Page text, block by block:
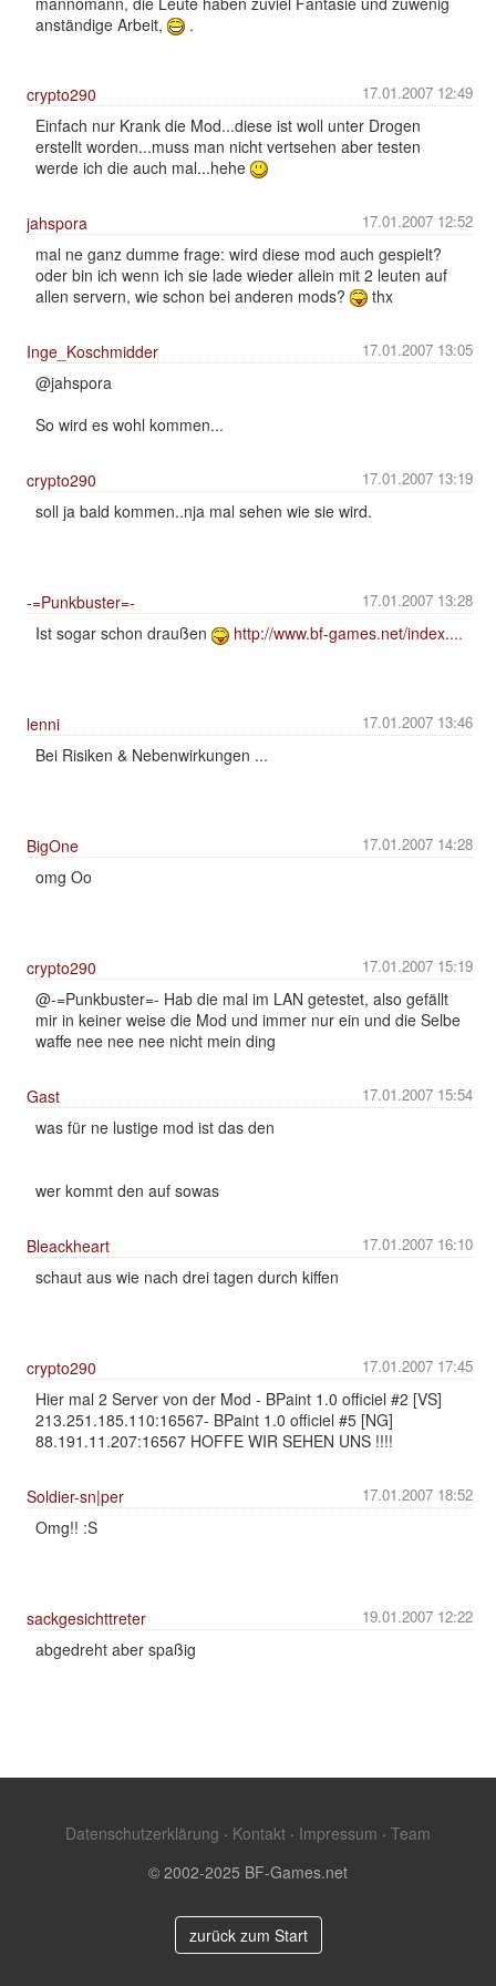
anständige Arbeit,
.
17.01.2007 12:49
crypto290
Einfach nur Krank die Mod...diese ist woll unter Drogen
erstellt worden...muss man nicht vertsehen aber testen
werde ich die auch mal...hehe
17.01.2007 12:52
jahspora
mal ne ganz dumme frage: wird diese mod auch gespielt?
oder bin ich wenn ich sie lade wieder allein mit 2 leuten auf
allen servern, wie schon bei anderen mods?
thx
17.01.2007 13:05
Inge_Koschmidder
@jahspora
So wird es wohl kommen...
17.01.2007 13:19
crypto290
soll ja bald kommen..nja mal sehen wie sie wird.
17.01.2007 13:28
-=Punkbuster=-
Ist sogar schon draußen
http://www.bf-games.net/index....
17.01.2007 13:46
lenni
Bei Risiken & Nebenwirkungen ...
17.01.2007 14:28
BigOne
omg Oo
17.01.2007 15:19
crypto290
@-=Punkbuster=- Hab die mal im LAN getestet, also gefällt
mir in keiner weise die Mod und immer nur ein und die Selbe
waffe nee nee nee nicht mein ding
17.01.2007 15:54
Gast
was für ne lustige mod ist das den
wer kommt den auf sowas
17.01.2007 16:10
Bleackheart
schaut aus wie nach drei tagen durch kiffen
17.01.2007 17:45
crypto290
Hier mal 2 Server von der Mod - BPaint 1.0 officiel #2 [VS]
213.251.185.110:16567- BPaint 1.0 officiel #5 [NG]
88.191.11.207:16567 HOFFE WIR SEHEN UNS !!!!
17.01.2007 18:52
Soldier-sn|per
Omg!! :S
19.01.2007 12:22
sackgesichttreter
abgedreht aber spaßig
Datenschutzerklärung · Kontakt · Impressum · Team
© 2002-2025 BF-Games.net
zurück zum Start